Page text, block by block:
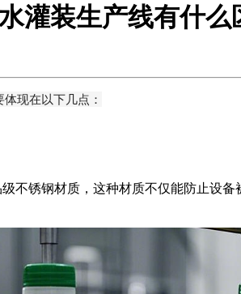
灌装生产线有什么
现在以下几点：
锈钢材质，这种材质不仅能防止设备